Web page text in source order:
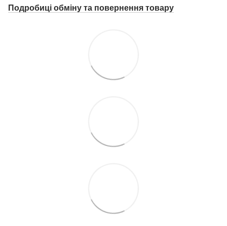
Подробиці обміну та повернення товару